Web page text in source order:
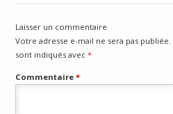
Laisser un commentaire
Votre adresse e-mail ne sera pas publiée.
sont indiqués avec*
Commentaire*